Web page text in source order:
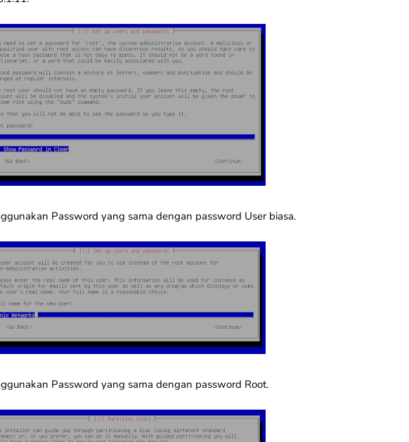
Password yang sama dengan password User biasa.
Password yang sama dengan password Root.